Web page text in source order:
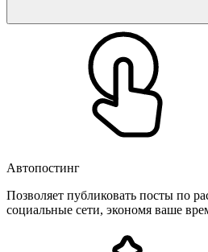
Автопостинг
Позволяет публиковать посты по
социальные сети, экономя ваше